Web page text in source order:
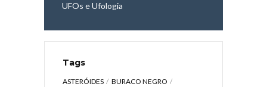
UFOs e Ufologia
Tags
ASTERÓIDES
BURACO NEGRO